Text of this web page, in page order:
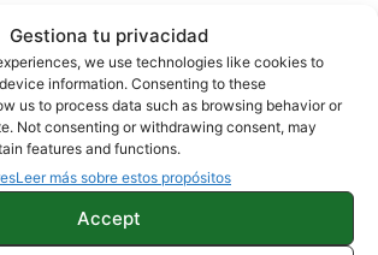
Gestiona tu privacidad
we use technologies like cookies to
information. Consenting to these
us to process data such as browsing behavior or
Not consenting or withdrawing consent, may
features and functions.
Leer más sobre estos propósitos
Accept
igual que hacer una llamada
automática de vídeos llega a
para Android